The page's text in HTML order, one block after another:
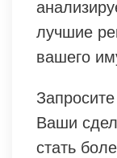
лучшие
вашего
Ваши
стать